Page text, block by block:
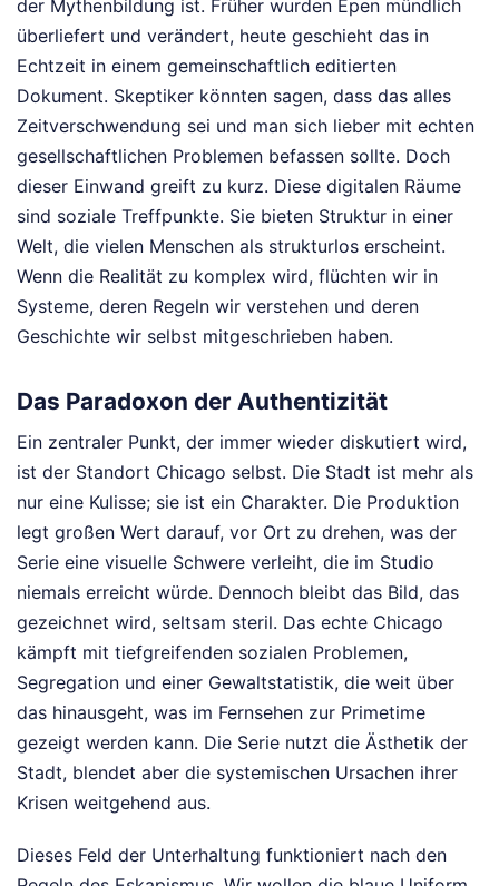
der Mythenbildung ist. Früher wurden Epen mündlich
überliefert und verändert, heute geschieht das in
Echtzeit in einem gemeinschaftlich editierten
Dokument. Skeptiker könnten sagen, dass das alles
Zeitverschwendung sei und man sich lieber mit echten
gesellschaftlichen Problemen befassen sollte. Doch
dieser Einwand greift zu kurz. Diese digitalen Räume
sind soziale Treffpunkte. Sie bieten Struktur in einer
Welt, die vielen Menschen als strukturlos erscheint.
Wenn die Realität zu komplex wird, flüchten wir in
Systeme, deren Regeln wir verstehen und deren
Geschichte wir selbst mitgeschrieben haben.
Das Paradoxon der Authentizität
Ein zentraler Punkt, der immer wieder diskutiert wird,
ist der Standort Chicago selbst. Die Stadt ist mehr als
nur eine Kulisse; sie ist ein Charakter. Die Produktion
legt großen Wert darauf, vor Ort zu drehen, was der
Serie eine visuelle Schwere verleiht, die im Studio
niemals erreicht würde. Dennoch bleibt das Bild, das
gezeichnet wird, seltsam steril. Das echte Chicago
kämpft mit tiefgreifenden sozialen Problemen,
Segregation und einer Gewaltstatistik, die weit über
das hinausgeht, was im Fernsehen zur Primetime
gezeigt werden kann. Die Serie nutzt die Ästhetik der
Stadt, blendet aber die systemischen Ursachen ihrer
Krisen weitgehend aus.
Dieses Feld der Unterhaltung funktioniert nach den